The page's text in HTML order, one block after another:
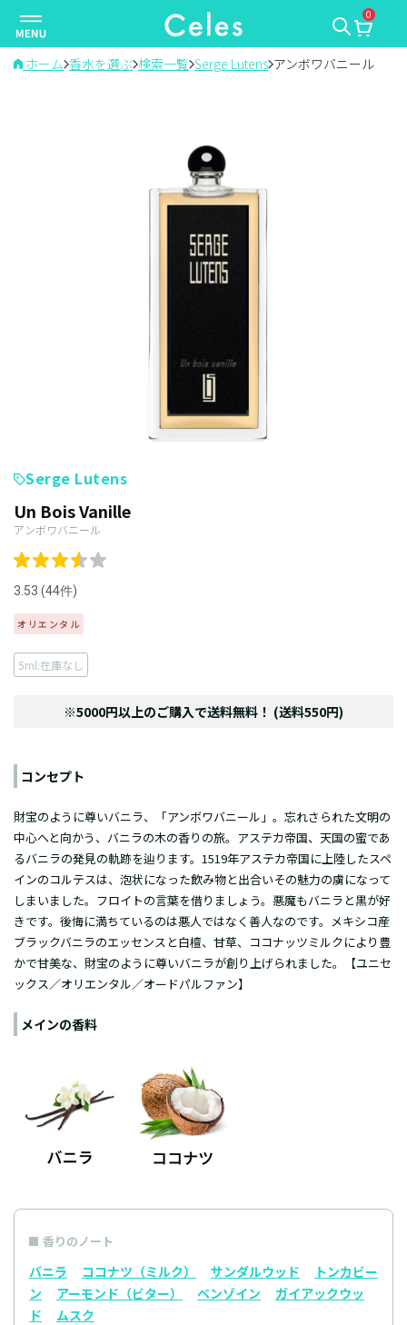
ナ
ビ
ゲ
0
ホーム 香水を選ぶ 検索一覧 Serge Lutens アンボワバニール
Serge Lutens
Un Bois Vanille
アンボワバニール
3.53 (44件)
オリエンタル
5ml:在庫なし
※5000円以上のご購入で送料無料！ (送料550円)
コンセプト
財宝のように尊いバニラ、「アンボワバニール」。忘れさられた文明の
中心へと向かう、バニラの木の香りの旅。アステカ帝国、天国の蜜であ
るバニラの発見の軌跡を辿ります。1519年アステカ帝国に上陸したスペ
インのコルテスは、泡状になった飲み物と出合いその魅力の虜になって
しまいました。フロイトの言葉を借りましょう。悪魔もバニラと黒が好
きです。後悔に満ちているのは悪人ではなく善人なのです。メキシコ産
ブラックバニラのエッセンスと白檀、甘草、ココナッツミルクにより豊
かで甘美な、財宝のように尊いバニラが創り上げられました。【ユニセ
ックス／オリエンタル／オードパルファン】
メインの香料
香りのノート
バニラ ココナツ（ミルク） サンダルウッド
トンカビー
ン
アーモンド（ビター） ベンゾイン
ガイアックウッ
ド
ムスク